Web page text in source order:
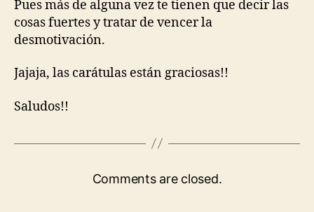
Pues más de alguna vez te tienen que decir las
cosas fuertes y tratar de vencer la
desmotivación.
Jajaja, las carátulas están graciosas!!
Saludos!!
Comments are closed.